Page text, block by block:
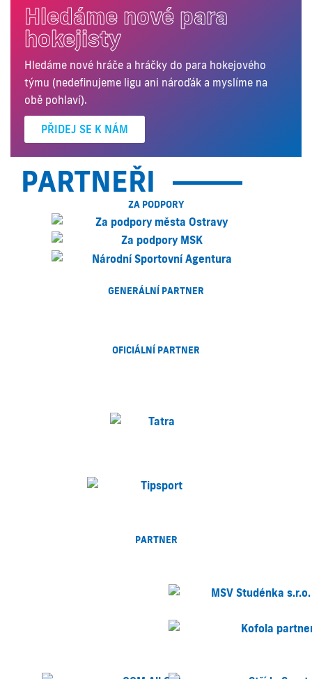
Hledáme nové para
hokejisty
Hledáme nové hráče a hráčky do para hokejového
týmu (nedefinujeme ligu ani nároďák a myslíme na
obě pohlaví).
PŘIDEJ SE K NÁM
PARTNEŘI
ZA PODPORY
GENERÁLNÍ PARTNER
OFICIÁLNÍ PARTNER
PARTNER